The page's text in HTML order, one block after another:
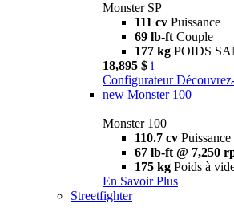
Monster SP
111 cv Puissance
69 lb-ft Couple
177 kg POIDS
18,895 $ i
Configurateur
new Monster 100
Monster 100
110.7 cv Puissance
67 lb-ft @ 7,250
175 kg Poids à
En Savoir Plus
Streetfighter